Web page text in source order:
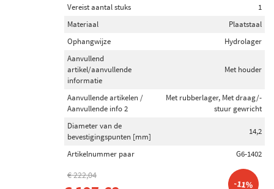
Vereist aantal stuks
1
Materiaal
Plaatstaal
Ophangwijze
Hydrolager
Aanvullend
artikel/aanvullende
informatie
Met houder
Aanvullende artikelen /
Aanvullende info 2
Met rubberlager, Met draag/-
stuur gewricht
Diameter van de
bevestigingspunten [mm]
14,2
Artikelnummer paar G6-1402
€ 222,04
-11%